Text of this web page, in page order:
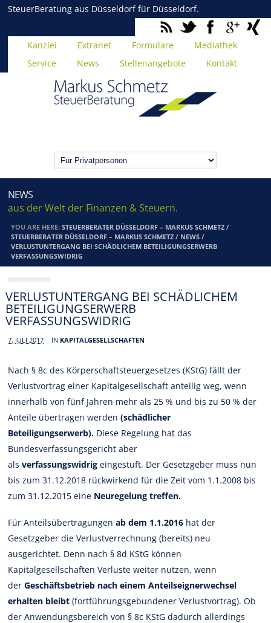
SteuerBeratung aus Düsseldorf für Düsseldorf.
Kanzlei Extranet Formulare
Mediathek
Service
News Stellenangebote Kontakt
NEWS
aus der Welt der Finanzen & Steuern.
YOU ARE HERE:STEUERBERATER DÜSSELDORF – MARKUS SCHMETZ /
STEUERBERATER DÜSSELDORF – MARKUS SCHMETZ / NEWS /
VERLUSTUNTERGANG BEI SCHÄDLICHEM BETEILIGUNGSERWERB
VERFASSUNGSWIDRIG
VERLUSTUNTERGANG BEI SCHÄDLICHEM
BETEILIGUNGSERWERB
VERFASSUNGSWIDRIG
7. JULI 2017 IN KAPITALGESELLSCHAFTEN
Nach § 8c des Körperschaftsteuergesetzes (KStG) fällt der
Verlustvortrag einer Kapitalgesellschaft anteilig weg, wenn
innerhalb von fünf Jahren mehr als 25 % und bis zu 50 % der
Anteile übertragen werden(schädlicher
Beteiligungserwerb). Diese Regelung hat das
Bundesverfassungsgericht aber
alsverfassungswidrig eingestuft. Der Gesetzgeber muss nun
bis zum 31.12.2018 rückwirkend für die Zeit vom 1.1.2008 bis
zum 31.12.2015 eine Neuregelung treffen.
Für Anteilsübertragungenab dem 1.1.2016 hat der
Gesetzgeber die Verlustverrechnung (bereits) neu
ausgerichtet. Denn nach § 8d KStG können
Kapitalgesellschaften Verluste weiter nutzen, wenn
derGeschäftsbetrieb nach einem Anteilseignerwechsel
erhalten bleibt (fortführungsgebundener Verlustvortrag). Ob
der Anwendungsbereich von § 8c KStG dadurch allerdings